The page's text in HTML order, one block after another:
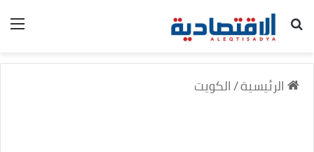
بحث عن
الرئيسية/الكويت